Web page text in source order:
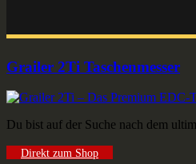
Grailer 2Ti Taschenmesser
Du bist auf der Suche nach dem
Direkt zum Shop